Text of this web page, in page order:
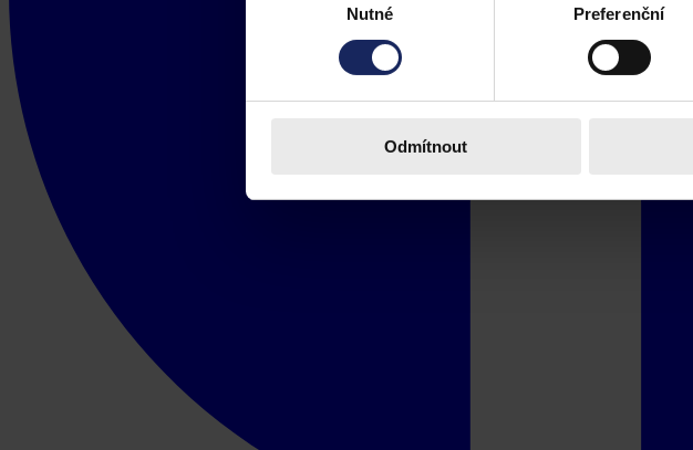
Nutné Preferenční
Odmítnout